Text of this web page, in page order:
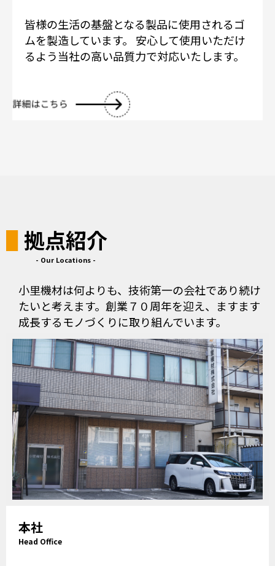
皆様の生活の基盤となる製品に使用されるゴ
ムを製造しています。 安心して使用いただけ
るよう当社の高い品質力で対応いたします。
拠点紹介
- Our Locations -
小里機材は何よりも、技術第一の会社であり続け
たいと考えます。創業７０周年を迎え、ますます
成長するモノづくりに取り組んでいます。
本社
Head Office